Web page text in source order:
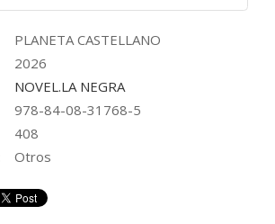
PLANETA CASTELLANO
2026
NOVEL.LA NEGRA
978-84-08-31768-5
408
Otros